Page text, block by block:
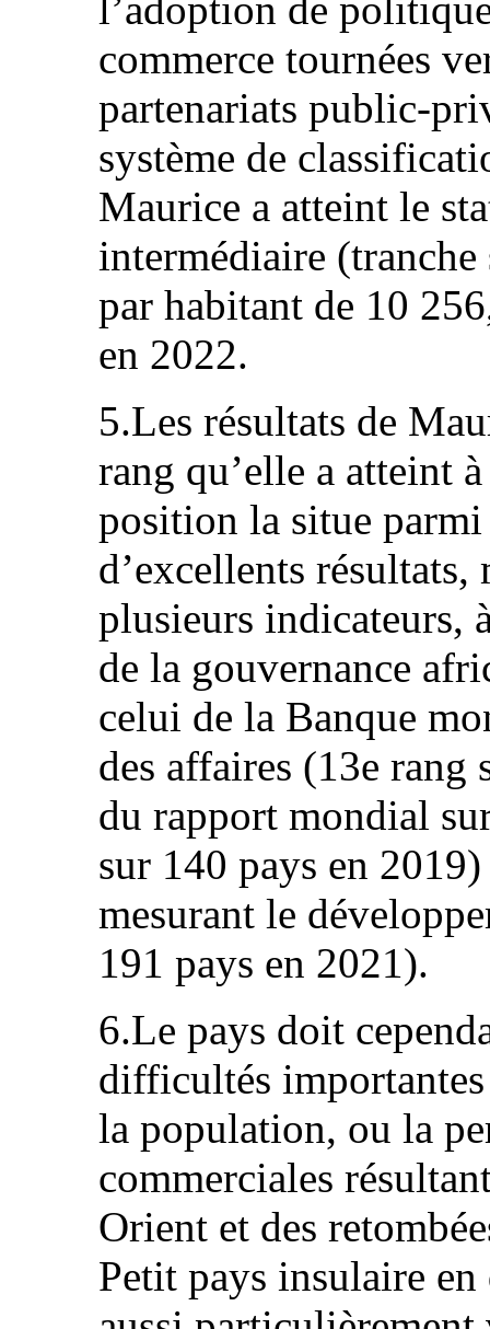
l’adoption de
commerce tournées
partenariats public-
système de
Maurice a atteint le
intermédiaire
par habitant de 10
en 2022.
5.Les résultats de
rang qu’elle a atteint
position la situe
d’excellents résultats,
plusieurs indicateurs,
de la gouvernance
celui de la Banque
des affaires (13e
du rapport mondial
sur 140 pays en
mesurant le
191 pays en 2021).
6.Le pays doit
difficultés
la population, ou la
commerciales
Orient et des
Petit pays insulaire